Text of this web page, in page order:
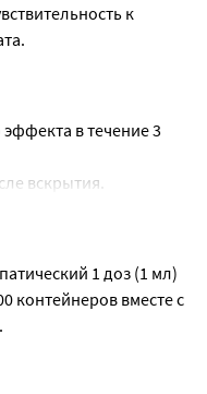
к
эффекта в течение 3
вскрытия.
1 доз (1 мл)
контейнеров вместе с